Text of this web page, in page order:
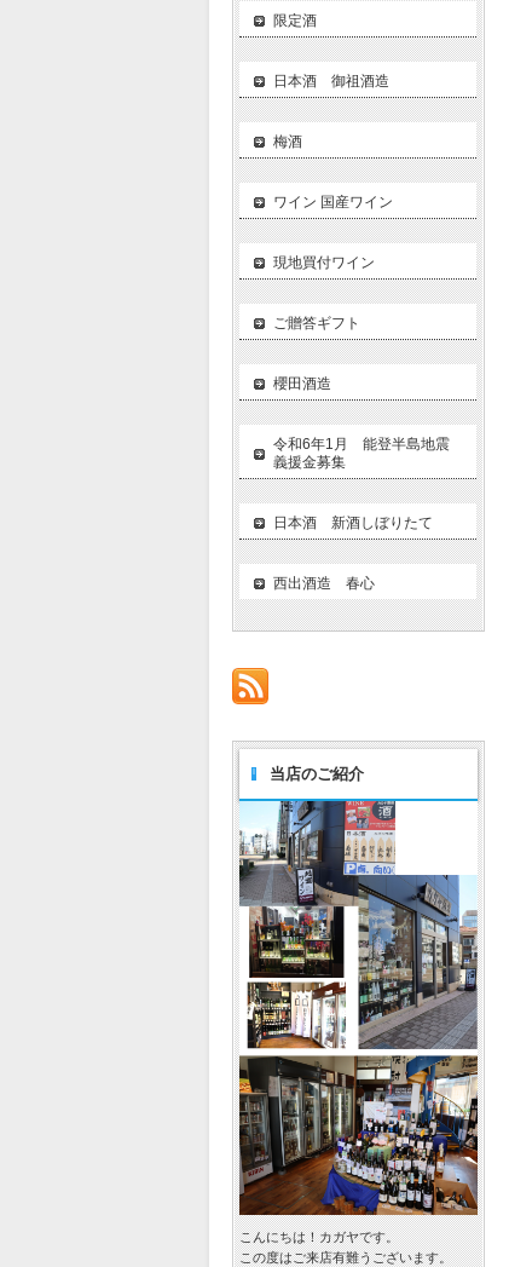
限定酒
日本酒 御祖酒造
梅酒
ワイン 国産ワイン
現地買付ワイン
ご贈答ギフト
櫻田酒造
令和6年1月 能登半島地震
義援金募集
日本酒 新酒しぼりたて
西出酒造 春心
当店のご紹介
こんにちは！カガヤです。
この度はご来店有難うございます。